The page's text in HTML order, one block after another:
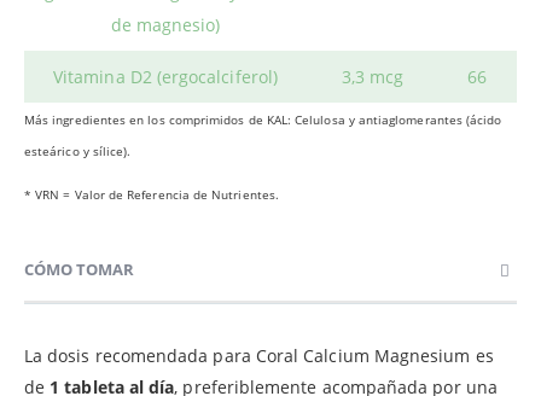
de magnesio)
Vitamina D2 (ergocalciferol) 3,3 mcg 66
Más ingredientes en los comprimidos de KAL: Celulosa y antiaglomerantes (ácido
esteárico y sílice).
* VRN = Valor de Referencia de Nutrientes.
CÓMO TOMAR
La dosis recomendada para Coral Calcium Magnesium es
de 1 tableta al día, preferiblemente acompañada por una